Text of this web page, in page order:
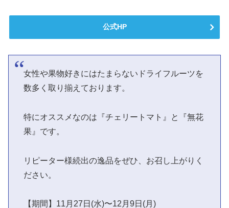
公式HP
女性や果物好きにはたまらないドライフルーツを
数多く取り揃えております。
特にオススメなのは『チェリートマト』と『無花
果』です。
リピーター様続出の逸品をぜひ、お召し上がりく
ださい。
【期間】11月27日(水)〜12月9日(月)